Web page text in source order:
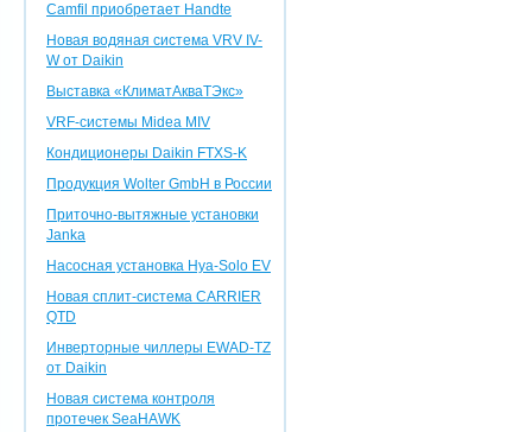
Camfil приобретает Handte
Новая водяная система VRV IV-
W от Daikin
Выставка «КлиматАкваТЭкс»
VRF-системы Midea MIV
Кондиционеры Daikin FTXS-K
Продукция Wolter GmbH в России
Приточно-вытяжные установки
Janka
Насосная установка Hya-Solo EV
Новая сплит-система CARRIER
QTD
Инверторные чиллеры EWAD-TZ
от Daikin
Новая система контроля
протечек SeaHAWK